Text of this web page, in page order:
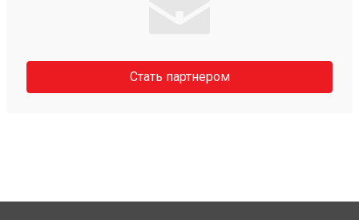
Стать партнером